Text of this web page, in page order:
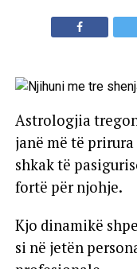
Astrologjia
janë më të
shkak të
fortë për njohje.
Kjo dinamikë
si në jetën